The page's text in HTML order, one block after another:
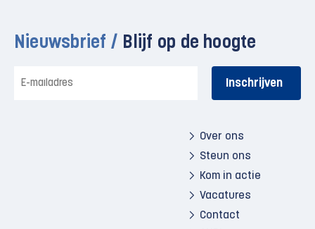
Nieuwsbrief / Blijf op de hoogte
mailadres
Over ons
Steun ons
Kom in actie
Vacatures
Contact